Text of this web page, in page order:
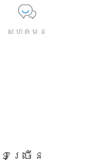
សហគមន
ច្រើន